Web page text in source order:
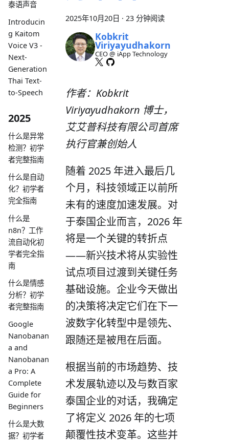
泰语声音
Introducin
g Kaitom
Voice V3 -
Next-
Generation
Thai Text-
to-Speech
2025
什么是异常
检测？初学
者完整指南
什么是自动
化？初学者
完全指南
什么是
n8n？工作
流自动化初
学者完全指
南
什么是情感
分析？初学
者完整指南
Google
Nanobanan
a and
Nanobanan
a Pro: A
Complete
Guide for
Beginners
什么是大数
据？初学者
2025年10月20日 · 23 分钟阅读
Kobkrit
Viriyayudhakorn
CEO @ iApp Technology
作者：Kobkrit
Viriyayudhakorn 博士，
艾艾普科技有限公司首席
执行官兼创始人
随着 2025 年进入最后几
个月，科技领域正以前所
未有的速度加速发展。对
于泰国企业而言，2026 年
将是一个关键的转折点
——新兴技术将从实验性
试点项目过渡到关键任务
基础设施。企业今天做出
的决策将决定它们在下一
波数字化转型中是领先、
跟随还是被甩在后面。
根据当前的市场趋势、技
术发展轨迹以及与数百家
泰国企业的对话，我确定
了将定义 2026 年的七项
颠覆性技术变革。这些并